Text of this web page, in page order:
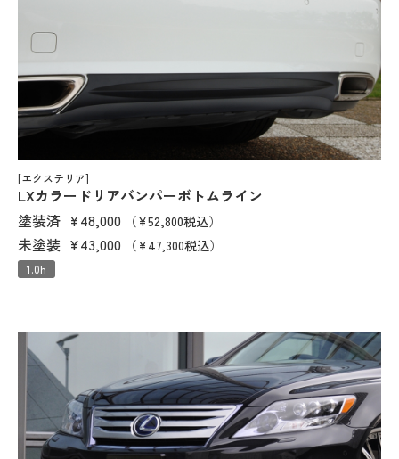
[エクステリア]
LXカラードリアバンパーボトムライン
塗装済 ¥48,000 （¥52,800税込）
未塗装 ¥43,000 （¥47,300税込）
1.0h